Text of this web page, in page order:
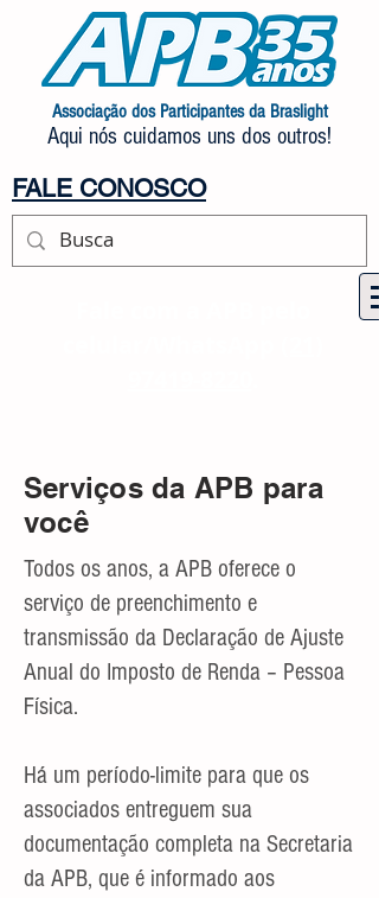
Associação dos Participantes da Braslight
Aqui nós cuidamos uns dos outros!
FALE CONOSCO
Serviços da APB para
você
Todos os anos, a APB oferece o
serviço de preenchimento e
transmissão da Declaração de Ajuste
Anual do Imposto de Renda – Pessoa
Física.
Há um período-limite para que os
associados entreguem sua
documentação completa na Secretaria
da APB, que é informado aos